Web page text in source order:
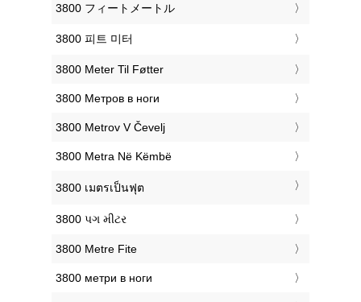
‎3800 フィートメートル
‎3800 피트 미터
‎3800 Meter Til Føtter
‎3800 Метров в ноги
‎3800 Metrov V Čevelj
‎3800 Metra Në Këmbë
‎3800 เมตรเป็นฟุต
‎3800 પગ મીટર
‎3800 Metre Fite
‎3800 метри в ноги